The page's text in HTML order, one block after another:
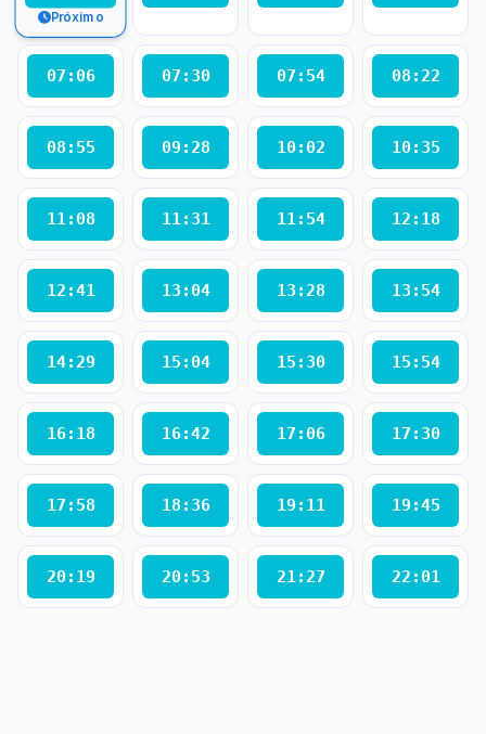
Próximo
07:06 07:30 07:54 08:22
08:55 09:28 10:02 10:35
11:08 11:31 11:54 12:18
12:41 13:04 13:28 13:54
14:29 15:04 15:30 15:54
16:18 16:42 17:06 17:30
17:58 18:36 19:11 19:45
20:19 20:53 21:27 22:01